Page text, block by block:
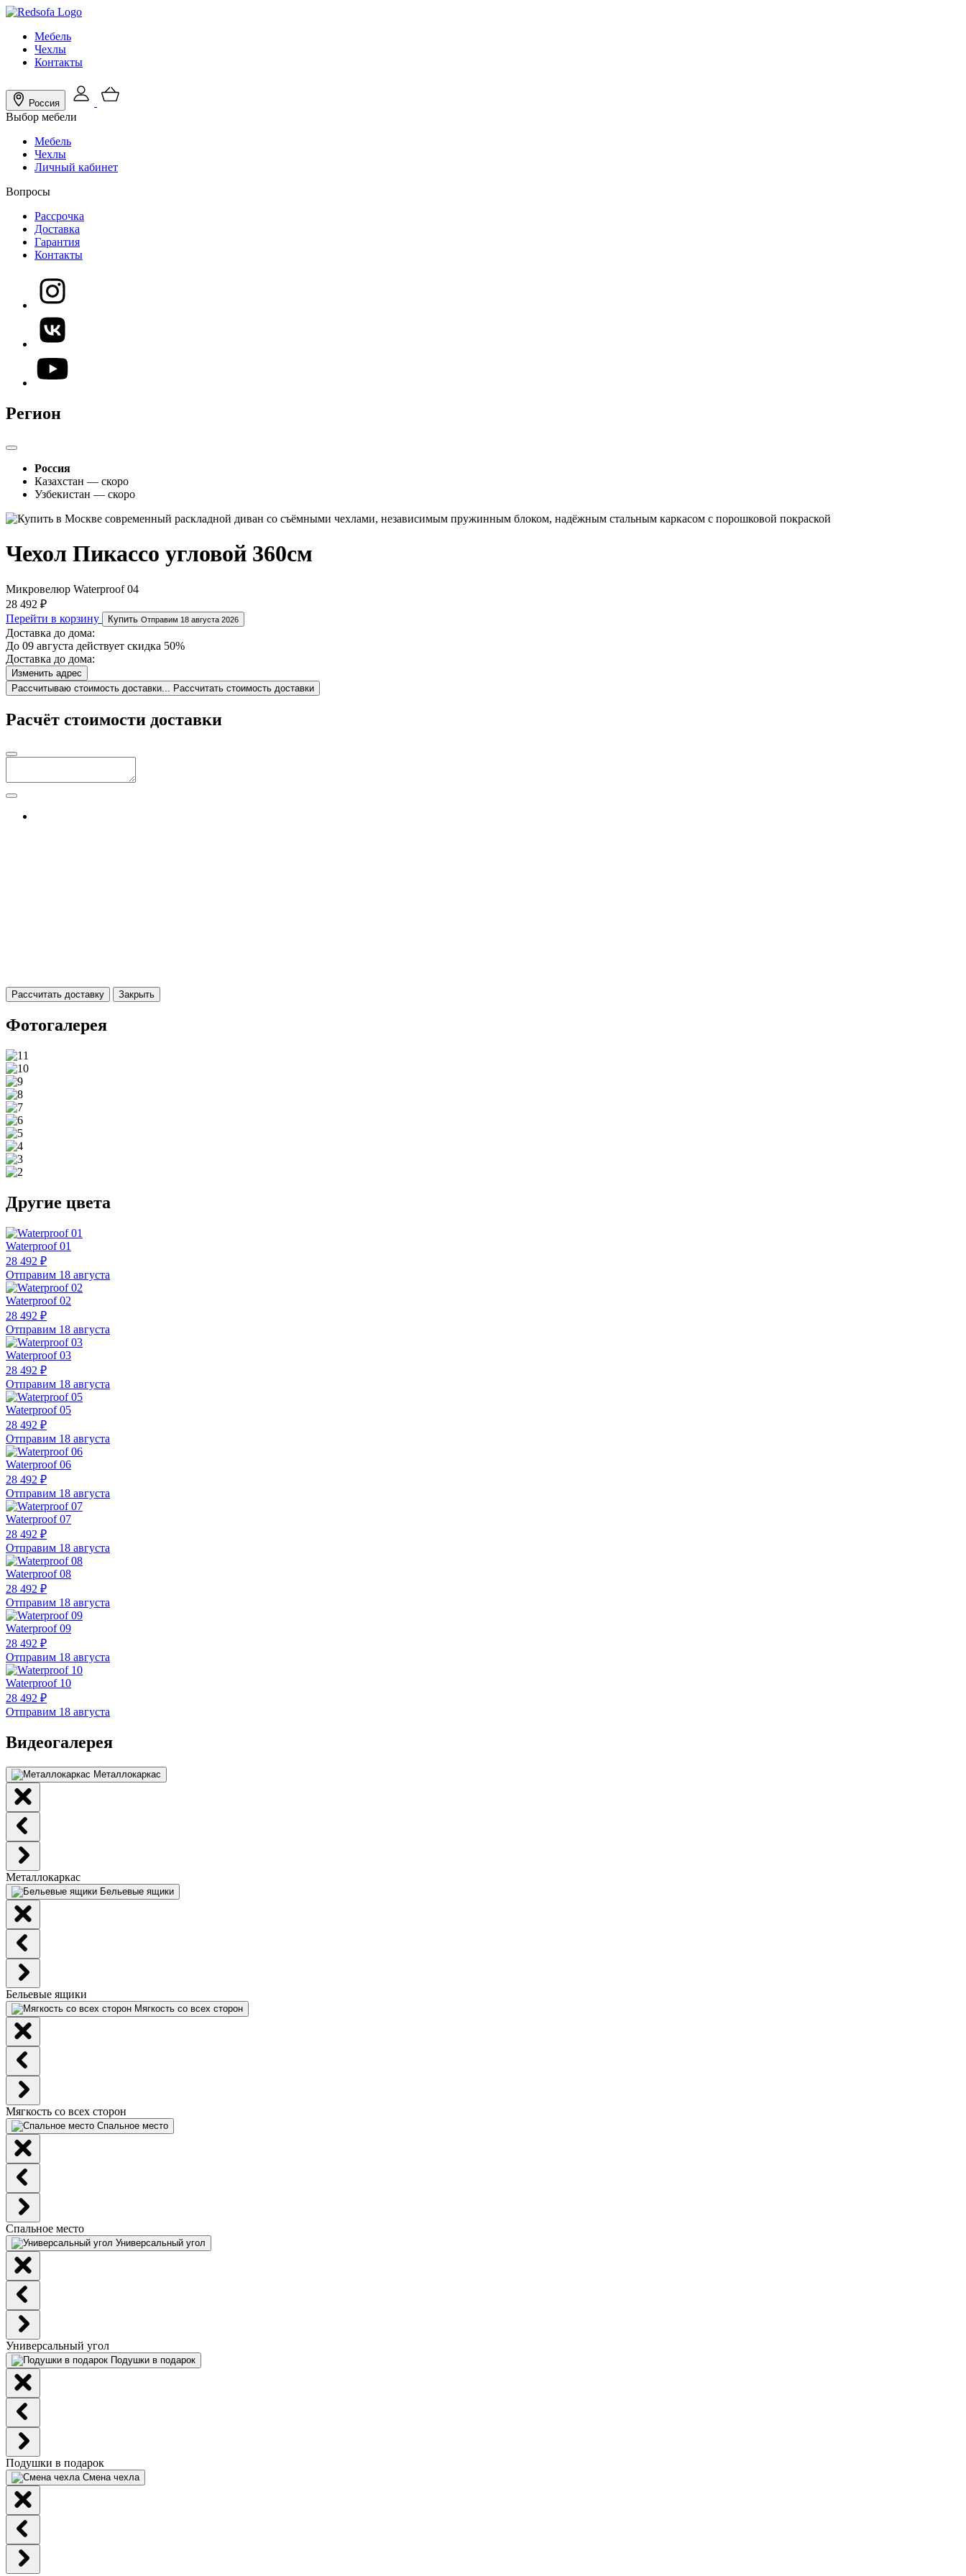
Мебель
Чехлы
Контакты
Россия
Выбор мебели
Мебель
Чехлы
Личный кабинет
Вопросы
Рассрочка
Доставка
Гарантия
Контакты
Регион
Россия
Казахстан — скоро
Узбекистан — скоро
Чехол Пикассо угловой 360см
Микровелюр Waterproof 04
28 492 ₽
Перейти в корзину
Купить Отправим 18 августа 2026
Доставка до дома:
До 09 августа действует скидка 50%
Доставка до дома:
Изменить адрес
Рассчитываю стоимость доставки...
Рассчитать стоимость доставки
Расчёт стоимости доставки
Рассчитать доставку Закрыть
Фотогалерея
Другие цвета
Waterproof 01
28 492 ₽
Отправим 18 августа
Waterproof 02
28 492 ₽
Отправим 18 августа
Waterproof 03
28 492 ₽
Отправим 18 августа
Waterproof 05
28 492 ₽
Отправим 18 августа
Waterproof 06
28 492 ₽
Отправим 18 августа
Waterproof 07
28 492 ₽
Отправим 18 августа
Waterproof 08
28 492 ₽
Отправим 18 августа
Waterproof 09
28 492 ₽
Отправим 18 августа
Waterproof 10
28 492 ₽
Отправим 18 августа
Видеогалерея
Металлокаркас
Металлокаркас
Бельевые ящики
Бельевые ящики
Мягкость со всех сторон
Мягкость со всех сторон
Спальное место
Спальное место
Универсальный угол
Универсальный угол
Подушки в подарок
Подушки в подарок
Смена чехла